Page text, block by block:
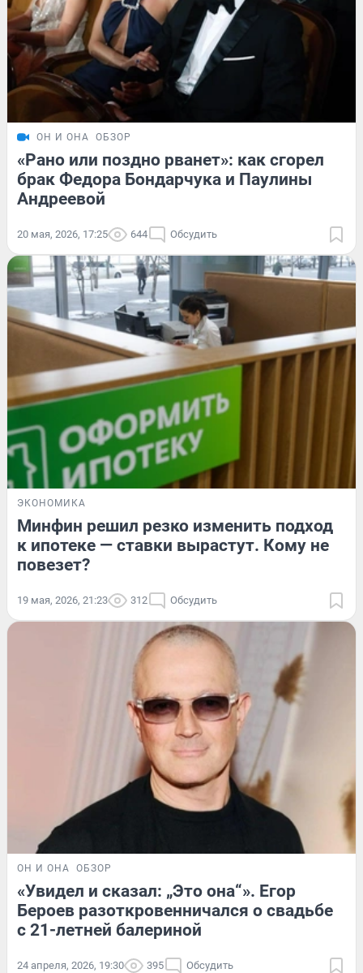
ОН И ОНА ОБЗОР
«Рано или поздно рванет»: как сгорел
брак Федора Бондарчука и Паулины
Андреевой
20 мая, 2026, 17:25 644 Обсудить
ЭКОНОМИКА
Минфин решил резко изменить подход
к ипотеке — ставки вырастут. Кому не
повезет?
19 мая, 2026, 21:23 312 Обсудить
ОН И ОНА ОБЗОР
«Увидел и сказал: „Это она“». Егор
Бероев разоткровенничался о свадьбе
с 21-летней балериной
24 апреля, 2026, 19:30 395 Обсудить